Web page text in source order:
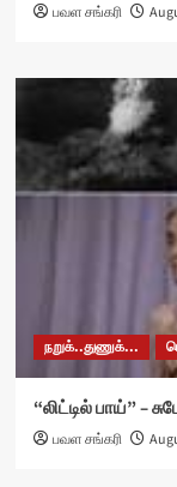
பவள சங்கரி
நறுக்..துணுக்...
“லிட்டில் பாய்” –
பவள சங்கரி